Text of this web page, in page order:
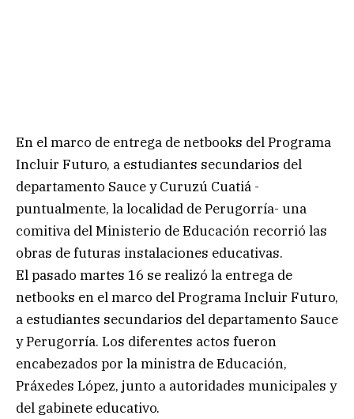
En el marco de entrega de netbooks del Programa
Incluir Futuro, a estudiantes secundarios del
departamento Sauce y Curuzú Cuatiá -
puntualmente, la localidad de Perugorría- una
comitiva del Ministerio de Educación recorrió las
obras de futuras instalaciones educativas.
El pasado martes 16 se realizó la entrega de
netbooks en el marco del Programa Incluir Futuro,
a estudiantes secundarios del departamento Sauce
y Perugorría. Los diferentes actos fueron
encabezados por la ministra de Educación,
Práxedes López, junto a autoridades municipales y
del gabinete educativo.